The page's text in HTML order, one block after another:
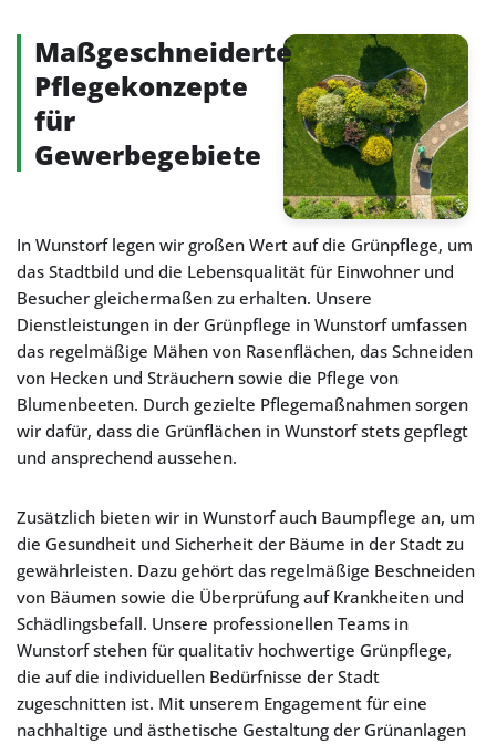
Maßgeschneiderte
Pflegekonzepte
für
Gewerbegebiete
In Wunstorf legen wir großen Wert auf die Grünpflege, um
das Stadtbild und die Lebensqualität für Einwohner und
Besucher gleichermaßen zu erhalten. Unsere
Dienstleistungen in der Grünpflege in Wunstorf umfassen
das regelmäßige Mähen von Rasenflächen, das Schneiden
von Hecken und Sträuchern sowie die Pflege von
Blumenbeeten. Durch gezielte Pflegemaßnahmen sorgen
wir dafür, dass die Grünflächen in Wunstorf stets gepflegt
und ansprechend aussehen.
Zusätzlich bieten wir in Wunstorf auch Baumpflege an, um
die Gesundheit und Sicherheit der Bäume in der Stadt zu
gewährleisten. Dazu gehört das regelmäßige Beschneiden
von Bäumen sowie die Überprüfung auf Krankheiten und
Schädlingsbefall. Unsere professionellen Teams in
Wunstorf stehen für qualitativ hochwertige Grünpflege,
die auf die individuellen Bedürfnisse der Stadt
zugeschnitten ist. Mit unserem Engagement für eine
nachhaltige und ästhetische Gestaltung der Grünanlagen